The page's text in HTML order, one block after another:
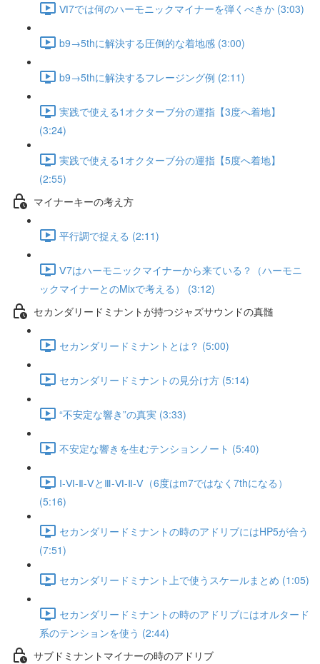
Ⅵ7では何のハーモニックマイナーを弾くべきか (3:03)
b9→5thに解決する圧倒的な着地感 (3:00)
b9→5thに解決するフレージング例 (2:11)
実践で使える1オクターブ分の運指【3度へ着地】
(3:24)
実践で使える1オクターブ分の運指【5度へ着地】
(2:55)
マイナーキーの考え方
平行調で捉える (2:11)
Ⅴ7はハーモニックマイナーから来ている？（ハーモニ
ックマイナーとのMixで考える） (3:12)
セカンダリードミナントが持つジャズサウンドの真髄
セカンダリードミナントとは？ (5:00)
セカンダリードミナントの見分け方 (5:14)
“不安定な響き”の真実 (3:33)
不安定な響きを生むテンションノート (5:40)
Ⅰ-Ⅵ-Ⅱ-ⅤとⅢ-Ⅵ-Ⅱ-Ⅴ（6度はm7ではなく7thになる）
(5:16)
セカンダリードミナントの時のアドリブにはHP5が合う
(7:51)
セカンダリードミナント上で使うスケールまとめ (1:05)
セカンダリードミナントの時のアドリブにはオルタード
系のテンションを使う (2:44)
サブドミナントマイナーの時のアドリブ